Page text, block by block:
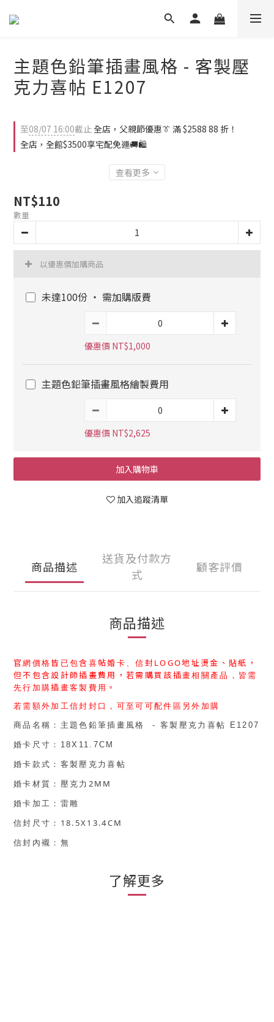
主題色鉛筆插畫風格 - 客製壓
克力喜帖 E1207
至08/07 16:00截止全店，父親節優惠👔 滿 $2588 88 折！
全店，全館$3500享宅配免運🚚🛍️
查看更多
NT$110
數量
以優惠價加購商品
未達100份 ‧ 需加購版費
優惠價 NT$1,000
主題色鉛筆插畫風格繪製費用
優惠價 NT$2,625
加入購物車
加入追蹤清單
商品描述
送貨及付款方
式
顧客評價
商品描述
官網價格皆已包含喜帖婚卡、信封LOGO地址燙金、貼紙，
但不包含設計師插畫費用， 若需購買該插畫相關產品，皆需
先行加購插畫客製費用 。
若需額外加工信封封口，可至可可配件區另外加購
商品名稱： 主題色鉛筆插畫風格 - 客製壓克力喜帖 E1207
婚卡尺寸： 18X11.7CM
婚卡款式： 客製壓克力喜帖
婚卡材質： 壓克力 2MM
婚卡加工： 雷雕
信封尺寸： 18.5X13.4CM
信封內襯 ：無
了解更多